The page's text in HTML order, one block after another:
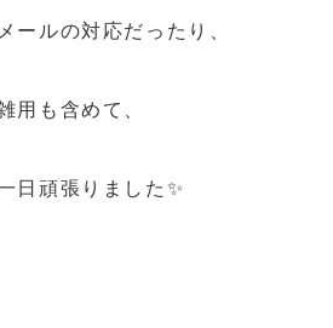
ールの対応だったり、
用も含めて、
日頑張りました✨